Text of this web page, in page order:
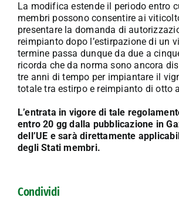
La modifica estende il periodo entro
membri possono consentire ai
presentare la domanda di
reimpianto dopo l’estirpazione di un
termine passa dunque da due a
ricorda che da norma sono ancora
tre anni di tempo per impiantare il
totale tra estirpo e reimpianto di otto
L’entrata in vigore di tale
entro 20 gg dalla pubblicazione in
dell’UE e sarà direttamente
degli Stati membri.
Condividi